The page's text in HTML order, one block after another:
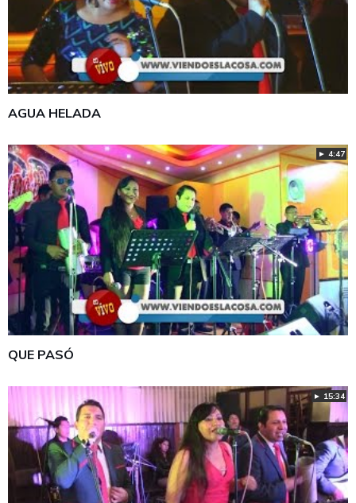
AGUA HELADA
► 4:47
QUE PASÓ
► 15:34